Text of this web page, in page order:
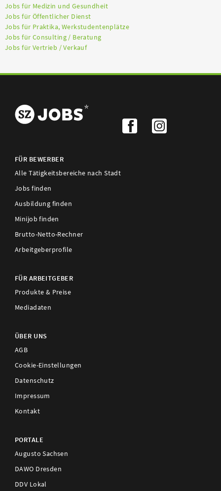
Jobs für Medizin und Gesundheit
Jobs für Öffentlicher Dienst
Jobs für Praktika, Werkstudentenplätze
Jobs für Consulting / Beratung
Jobs für Vertrieb / Verkauf
FÜR BEWERBER
Alle Tätigkeitsbereiche nach Stadt
Jobs finden
Ausbildung finden
Minijob finden
Brutto-Netto-Rechner
Arbeitgeberprofile
FÜR ARBEITGEBER
Produkte & Preise
Mediadaten
ÜBER UNS
AGB
Cookie-Einstellungen
Datenschutz
Impressum
Kontakt
PORTALE
Augusto Sachsen
DAWO Dresden
DDV Lokal